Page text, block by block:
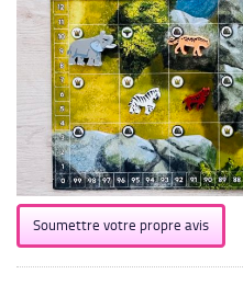
Soumettre votre propre avis